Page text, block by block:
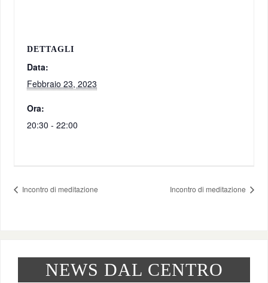
DETTAGLI
Data:
Febbraio 23, 2023
Ora:
20:30 - 22:00
Incontro di meditazione Incontro di meditazione
NEWS DAL CENTRO